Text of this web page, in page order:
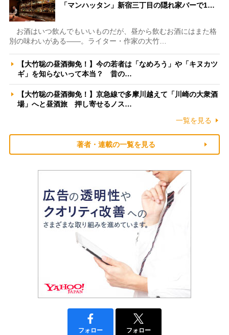
「マンハッタン」新宿三丁目の隠れ家バーで1…
お酒はいつ飲んでもいいものだが、昼から飲むお酒にはまた格
別の味わいがある――。ライター・作家の大竹…
【大竹聡の昼酒御免！】今の若者は「なめろう」や「キヌカツ
ギ」を知らないって本当？ 昔の…
【大竹聡の昼酒御免！】京急線で多摩川越えて「川崎の大衆酒
場」へと昼酒旅 押し寄せるノス…
一覧を見る
著者・連載の一覧を見る
フォロー フォロー